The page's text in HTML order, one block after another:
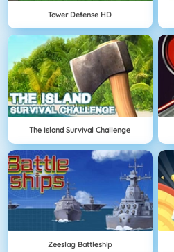
Tower Defense HD
The Island Survival Challenge
Zeeslag Battleship